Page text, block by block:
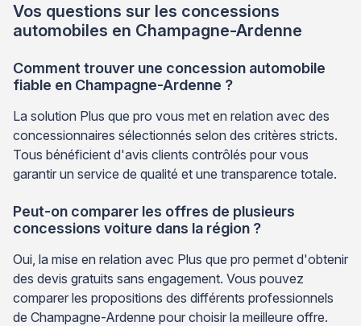
Vos questions sur les concessions
automobiles en Champagne-Ardenne
Comment trouver une concession automobile
fiable en Champagne-Ardenne ?
La solution Plus que pro vous met en relation avec des
concessionnaires sélectionnés selon des critères stricts.
Tous bénéficient d'avis clients contrôlés pour vous
garantir un service de qualité et une transparence totale.
Peut-on comparer les offres de plusieurs
concessions voiture dans la région ?
Oui, la mise en relation avec Plus que pro permet d'obtenir
des devis gratuits sans engagement. Vous pouvez
comparer les propositions des différents professionnels
de Champagne-Ardenne pour choisir la meilleure offre.